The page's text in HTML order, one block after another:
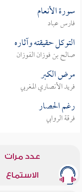
سورة الأنعام
فارس عباد
التوكل حقيقته وآثاره
صالح بن فوزان الفوزان
مرض الكبر
فريد الأنصاري المغربي
رغم الحصار
فرقة الروابي
عدد مرات
الاستماع